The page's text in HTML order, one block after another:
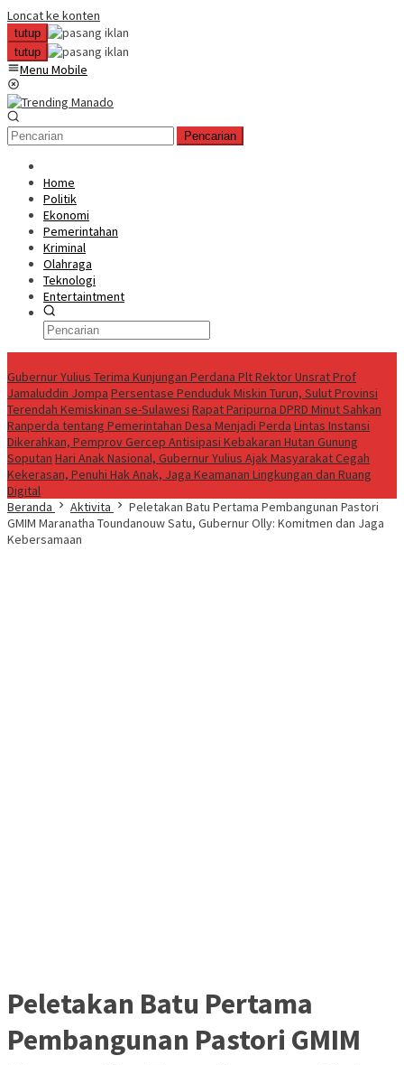
Loncat ke konten
tutup
tutup
Menu Mobile
Pencarian
Home
Politik
Ekonomi
Pemerintahan
Kriminal
Olahraga
Teknologi
Entertaintment
Gubernur Yulius Terima Kunjungan Perdana Plt Rektor Unsrat Prof
Jamaluddin Jompa Persentase Penduduk Miskin Turun, Sulut Provinsi
Terendah Kemiskinan se-Sulawesi Rapat Paripurna DPRD Minut Sahkan
Ranperda tentang Pemerintahan Desa Menjadi Perda Lintas Instansi
Dikerahkan, Pemprov Gercep Antisipasi Kebakaran Hutan Gunung
Soputan Hari Anak Nasional, Gubernur Yulius Ajak Masyarakat Cegah
Kekerasan, Penuhi Hak Anak, Jaga Keamanan Lingkungan dan Ruang
Digital
Beranda
Aktivita
Peletakan Batu Pertama Pembangunan Pastori
GMIM Maranatha Toundanouw Satu, Gubernur Olly: Komitmen dan Jaga
Kebersamaan
Peletakan Batu Pertama
Pembangunan Pastori GMIM